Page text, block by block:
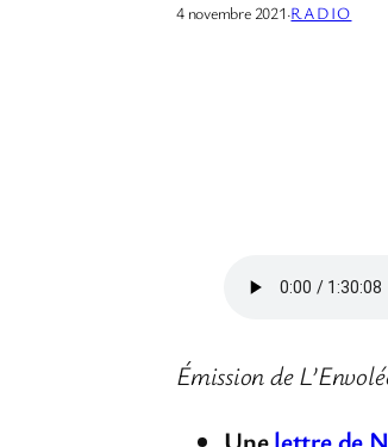
4 novembre 2021·RADIO
Émission de